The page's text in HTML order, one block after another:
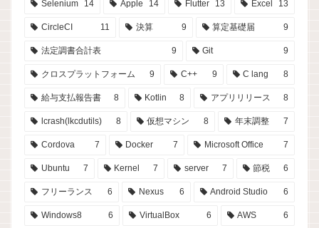
Selenium 14 Apple 14 Flutter 13 Excel 13
CircleCI 11 決算 9 算定基礎届 9
法定調書合計表 9 Git 9
クロスプラットフォーム 9 C++ 9 C lang 8
給与支払報告書 8 Kotlin 8 アプリリリース 8
lcrash(lkcdutils) 8 仮想マシン 8 年末調整 7
Cordova 7 Docker 7 Microsoft Office 7
Ubuntu 7 Kernel 7 server 7 節税 6
フリーランス 6 Nexus 6 Android Studio 6
Windows8 6 VirtualBox 6 AWS 6